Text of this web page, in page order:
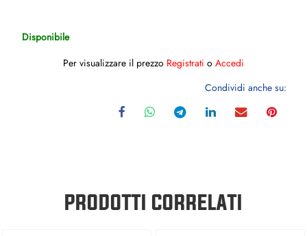
Disponibile
Per visualizzare il prezzo Registrati o Accedi
Condividi anche su:
PRODOTTI CORRELATI